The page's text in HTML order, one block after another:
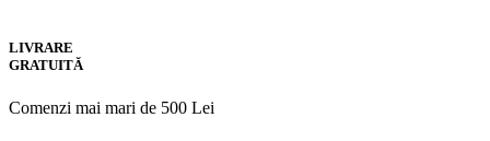
LIVRARE
GRATUITĂ
Comenzi mai mari de 500 Lei